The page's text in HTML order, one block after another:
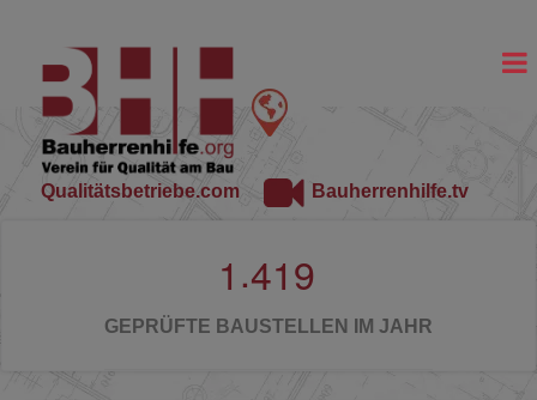
Qualitätsbetriebe.com Bauherrenhilfe.tv
1 .419
GEPRÜFTE BAUSTELLEN IM JAHR